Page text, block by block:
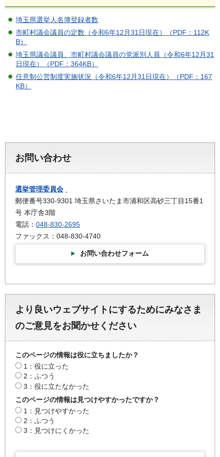
埼玉県選挙人名簿登録者数
市町村議会議員の定数（令和6年12月31日現在）（PDF：112K
B）
埼玉県議会議員、市町村議会議員の党派別人員（令和6年12月31
日現在）（PDF：364KB）
任意制公営制度実施状況（令和6年12月31日現在）（PDF：167
KB）
お問い合わせ
選挙管理委員会
郵便番号330-9301 埼玉県さいたま市浦和区高砂三丁目15番1
号 本庁舎3階
電話： 048-830-2695
ファックス：048-830-4740
お問い合わせフォーム
より良いウェブサイトにするためにみなさま
のご意見をお聞かせください
このページの情報は役に立ちましたか？
1：役に立った
2：ふつう
3：役に立たなかった
このページの情報は見つけやすかったですか？
1：見つけやすかった
2：ふつう
3：見つけにくかった